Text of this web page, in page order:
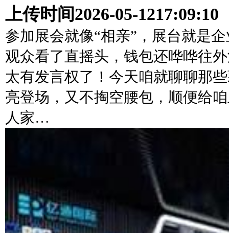
上传时间2026-05-1217:09:10
参加展会就像“相亲”，展台就是
观众看了直摇头，钱包还哗哗往
太有发言权了！今天咱就聊聊那
亮登场，又不掏空腰包，顺便给
人家…